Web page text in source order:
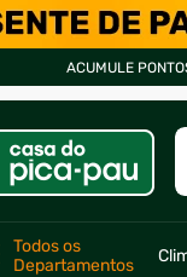
ACUMULE
Todos os
Departamentos